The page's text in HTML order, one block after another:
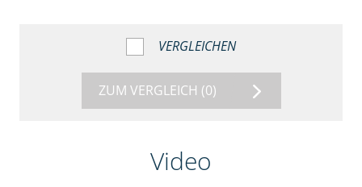
VERGLEICHEN
ZUM VERGLEICH (0)
Video